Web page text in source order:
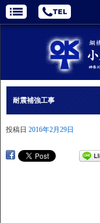
耐震補強工事
投稿日 2016年2月29日